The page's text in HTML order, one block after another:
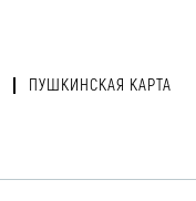
ПУШКИНСКАЯ КАРТА